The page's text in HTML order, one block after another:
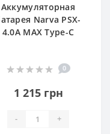
Аккумуляторная
Narva PSX-
4.0A MAX Type-C
0
1 215 грн
- +